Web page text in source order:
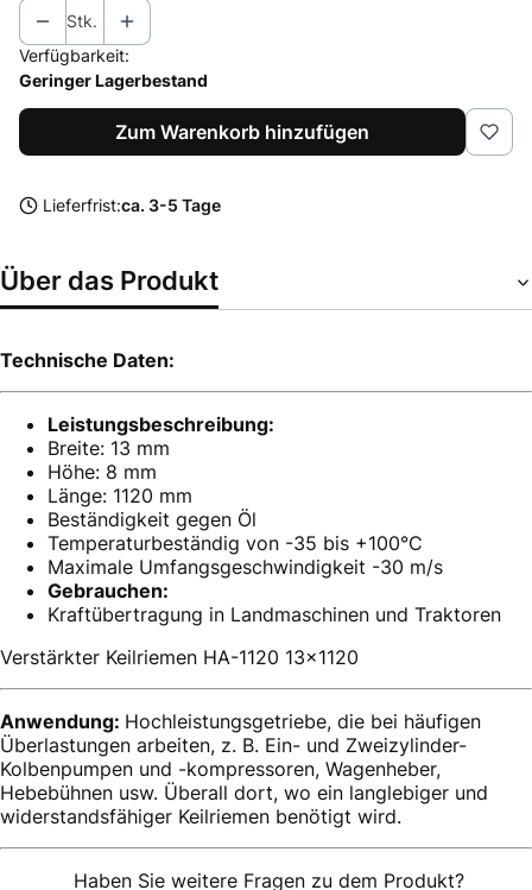
Stk.
Verfügbarkeit:
Geringer Lagerbestand
Zum Warenkorb hinzufügen
Lieferfrist:ca. 3-5 Tage
Über das Produkt
Technische Daten:
Leistungsbeschreibung:
Breite: 13 mm
Höhe: 8 mm
Länge: 1120 mm
Beständigkeit gegen Öl
Temperaturbeständig von -35 bis +100°C
Maximale Umfangsgeschwindigkeit -30 m/s
Gebrauchen:
Kraftübertragung in Landmaschinen und Traktoren
Verstärkter Keilriemen HA-1120 13x1120
Anwendung: Hochleistungsgetriebe, die bei häufigen
Überlastungen arbeiten, z. B. Ein- und Zweizylinder-
Kolbenpumpen und -kompressoren, Wagenheber,
Hebebühnen usw. Überall dort, wo ein langlebiger und
widerstandsfähiger Keilriemen benötigt wird.
Haben Sie weitere Fragen zu dem Produkt?